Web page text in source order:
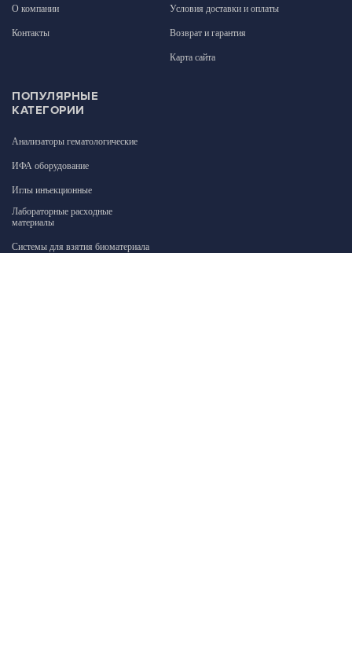
О компании
Контакты
Условия доставки и оплаты
Возврат и гарантия
Карта сайта
ПОПУЛЯРНЫЕ
КАТЕГОРИИ
Анализаторы гематологические
ИФА оборудование
Иглы инъекционные
Лабораторные расходные
материалы
Системы для взятия биоматериала